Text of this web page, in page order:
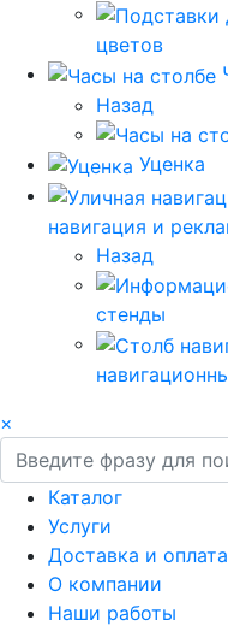
цветов
Назад
Уценка
навигация и
Назад
стенды
×
Каталог
Услуги
Доставка и оплата
О компании
Наши работы